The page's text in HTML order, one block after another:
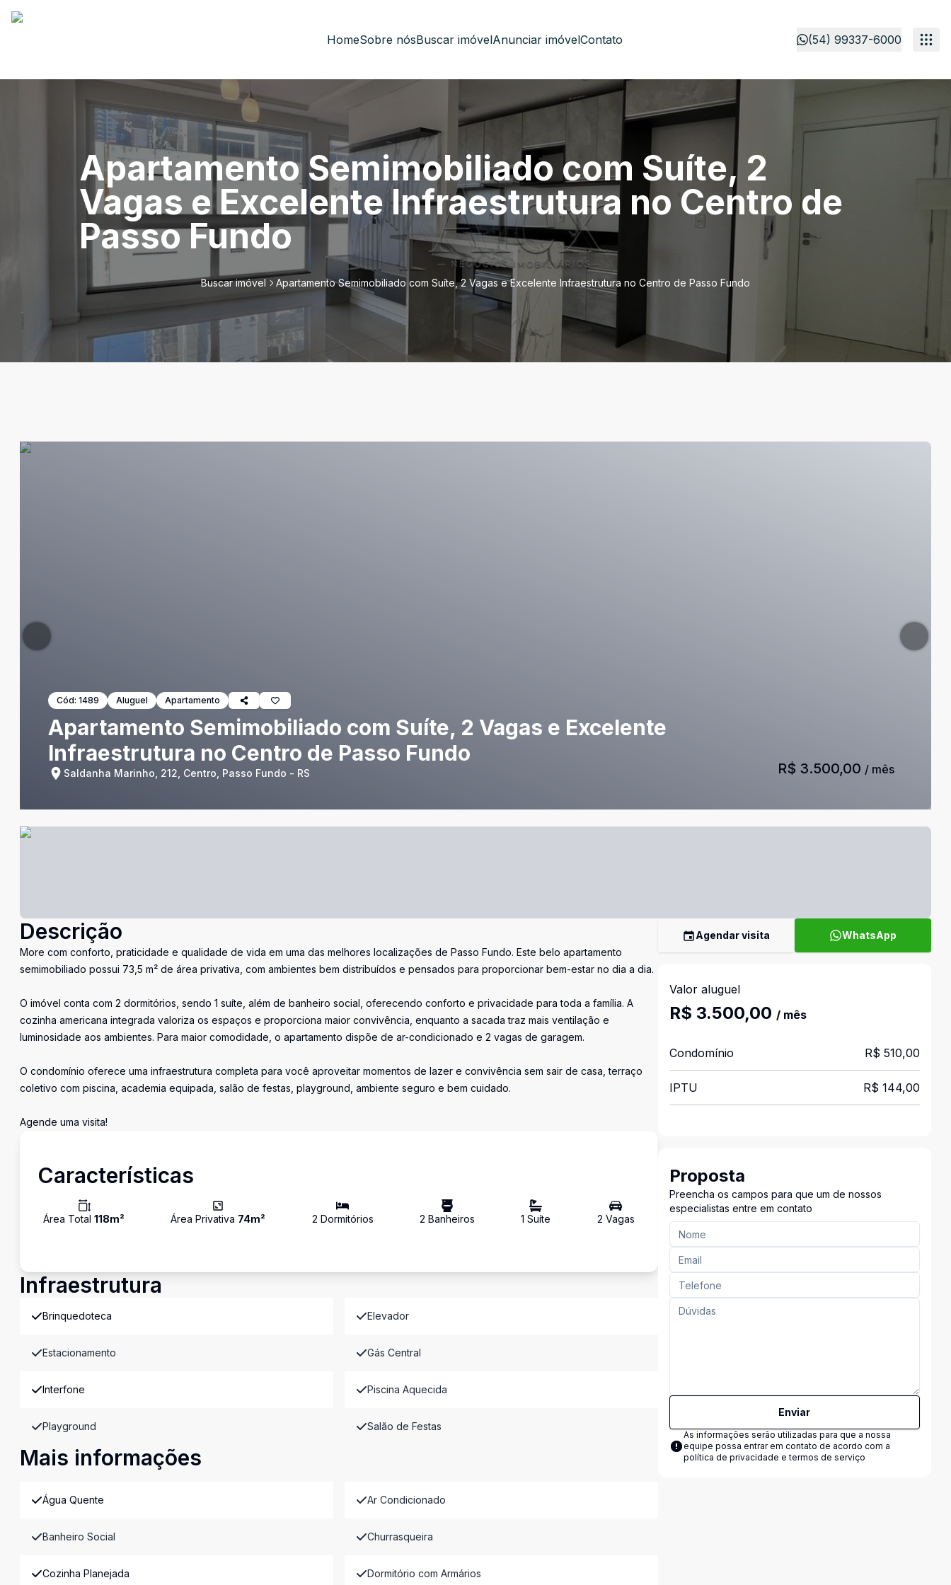
HomeSobre nósBuscar imóvelAnunciar imóvelContato (54) 99337-6000
Apartamento Semimobiliado com Suíte, 2
Vagas e Excelente Infraestrutura no Centro de
Passo Fundo
Buscar imóvel Apartamento Semimobiliado com Suíte, 2 Vagas e Excelente Infraestrutura no Centro de Passo Fundo
Cód: 1489 Aluguel Apartamento
Apartamento Semimobiliado com Suíte, 2 Vagas e Excelente
Infraestrutura no Centro de Passo Fundo
Saldanha Marinho, 212, Centro, Passo Fundo - RS R$ 3.500,00 / mês
Descrição
More com conforto, praticidade e qualidade de vida em uma das melhores localizações de Passo Fundo. Este belo apartamento
semimobiliado possui 73,5 m² de área privativa, com ambientes bem distribuídos e pensados para proporcionar bem-estar no dia a dia.
O imóvel conta com 2 dormitórios, sendo 1 suíte, além de banheiro social, oferecendo conforto e privacidade para toda a família. A
cozinha americana integrada valoriza os espaços e proporciona maior convivência, enquanto a sacada traz mais ventilação e
luminosidade aos ambientes. Para maior comodidade, o apartamento dispõe de ar-condicionado e 2 vagas de garagem.
O condomínio oferece uma infraestrutura completa para você aproveitar momentos de lazer e convivência sem sair de casa, terraço
coletivo com piscina, academia equipada, salão de festas, playground, ambiente seguro e bem cuidado.
Agende uma visita!
Características
Área Total 118m² Área Privativa 74m² 2 Dormitórios 2 Banheiros 1 Suíte 2 Vagas
Infraestrutura
Brinquedoteca Elevador
Estacionamento Gás Central
Interfone Piscina Aquecida
Playground Salão de Festas
Mais informações
Água Quente Ar Condicionado
Banheiro Social Churrasqueira
Cozinha Planejada Dormitório com Armários
Agendar visita WhatsApp
Valor aluguel
R$ 3.500,00 / mês
Condomínio R$ 510,00
IPTU R$ 144,00
Proposta
Preencha os campos para que um de nossos
especialistas entre em contato
Enviar
As informações serão utilizadas para que a nossa
equipe possa entrar em contato de acordo com a
política de privacidade e termos de serviço